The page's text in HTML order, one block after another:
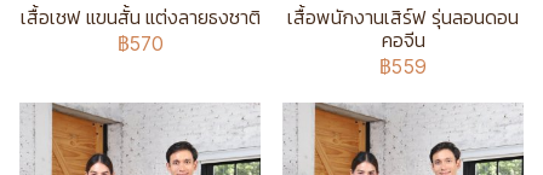
เสื้อเชฟ แขนสั้น แต่งลายธงชาติ
฿570
เสื้อพนักงานเสิร์ฟ รุ่นลอนดอน
คอจีน
฿559